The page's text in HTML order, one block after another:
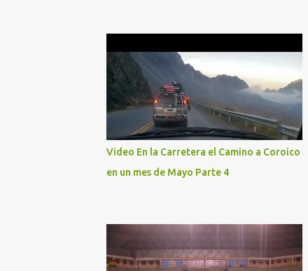
Video En la Carretera el Camino a Coroico
en un mes de Mayo Parte 4